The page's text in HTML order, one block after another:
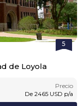
5
de Loyola
Precio
De 2465 USD p/a